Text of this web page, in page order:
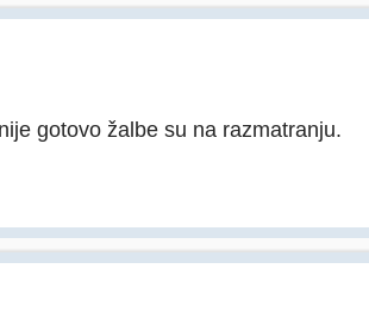
gotovo žalbe su na razmatranju.